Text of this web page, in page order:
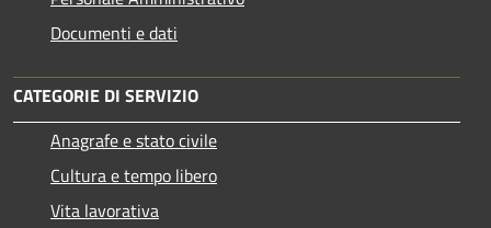
Documenti e dati
CATEGORIE DI SERVIZIO
Anagrafe e stato civile
Cultura e tempo libero
Vita lavorativa